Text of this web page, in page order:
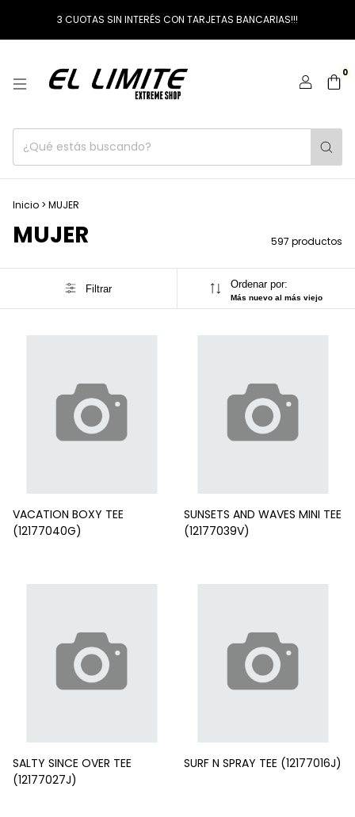
3 CUOTAS SIN INTERÉS CON TARJETAS BANCARIAS!!!
0
Inicio > MUJER
MUJER 597 productos
Filtrar Ordenar por:
Más nuevo al más viejo
VACATION BOXY TEE
(12177040G)
SUNSETS AND WAVES MINI TEE
(12177039V)
SALTY SINCE OVER TEE
(12177027J)
SURF N SPRAY TEE (12177016J)